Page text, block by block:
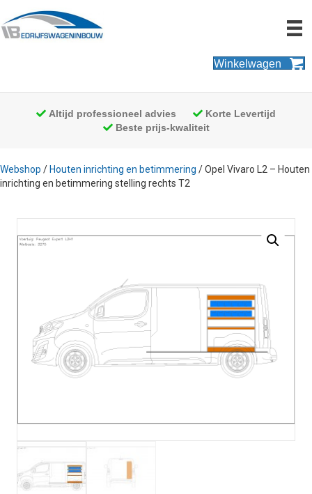
Winkelwagen
Altijd professioneel advies
Korte Levertijd
Beste prijs-kwaliteit
Webshop / Houten inrichting en betimmering / Opel Vivaro L2 – Houten
inrichting en betimmering stelling rechts T2